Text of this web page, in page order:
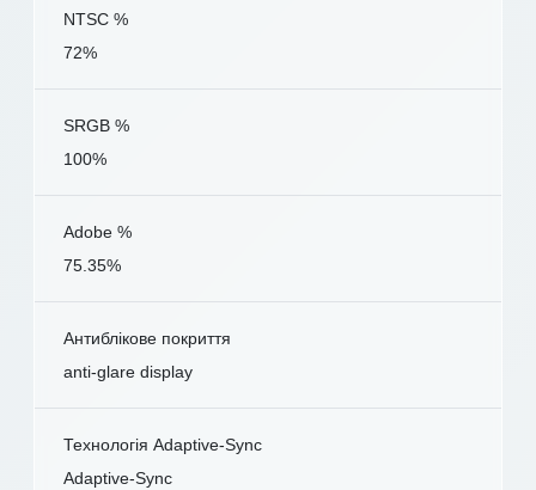
NTSC %
72%
SRGB %
100%
Adobe %
75.35%
Антиблікове покриття
anti-glare display
Технологія Adaptive-Sync
Adaptive-Sync